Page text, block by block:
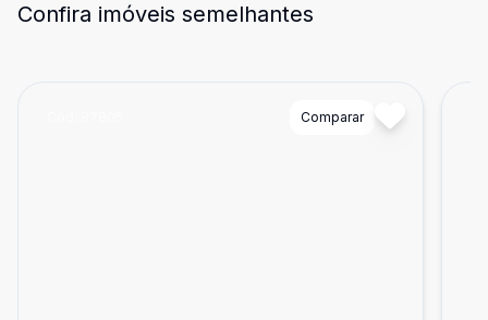
Confira imóveis semelhantes
Comparar